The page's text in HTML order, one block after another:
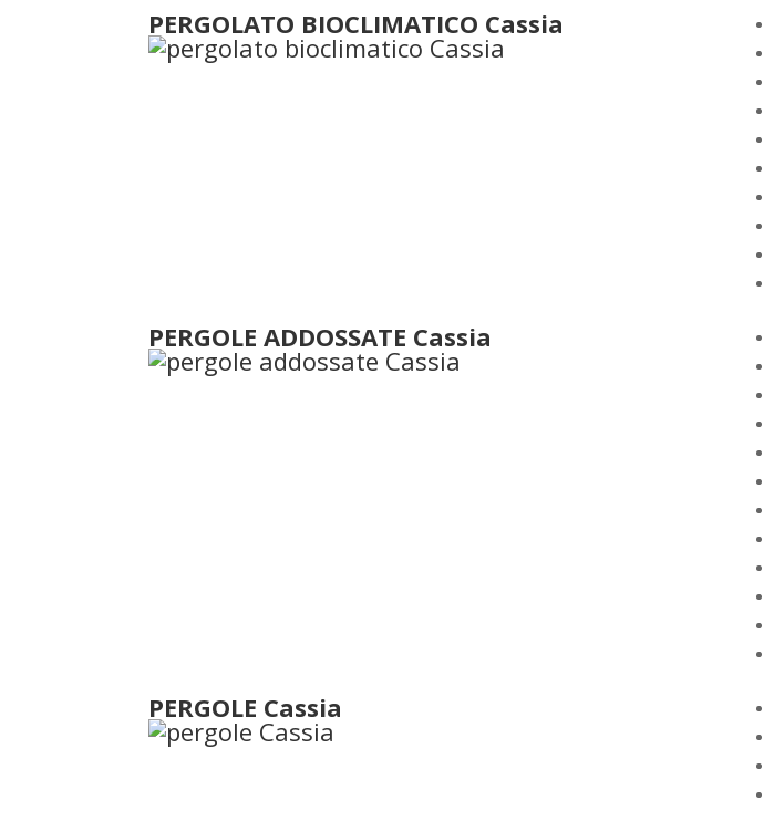
PERGOLATO BIOCLIMATICO Cassia
PERGOLE ADDOSSATE Cassia
PERGOLE Cassia